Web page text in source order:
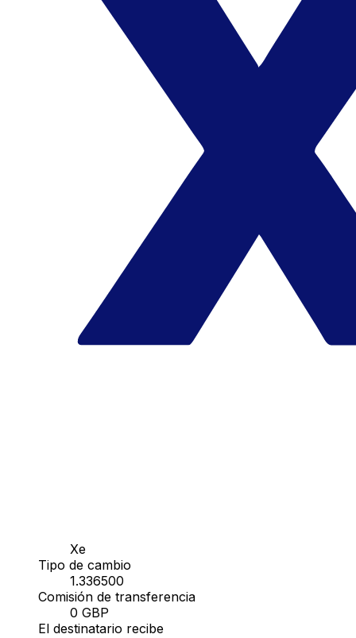
Xe
Tipo de cambio
1.336500
Comisión de transferencia
0 GBP
El destinatario recibe